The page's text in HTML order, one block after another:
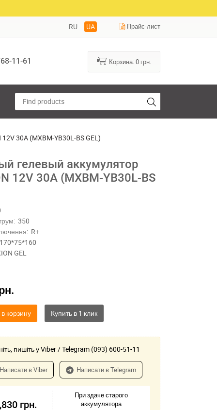
RU UA Прайс-лист
11-61 Корзина:0 грн.
30A (MXBM-YB30L-BS GEL)
гелевый аккумулятор
12V 30A (MXBM-YB30L-BS
350
R+
170*75*160
GEL
корзину
пишіть у Viber / Telegram (093) 600-51-11
в Viber Написати в Telegram
грн.
При здаче старого
аккумулятора